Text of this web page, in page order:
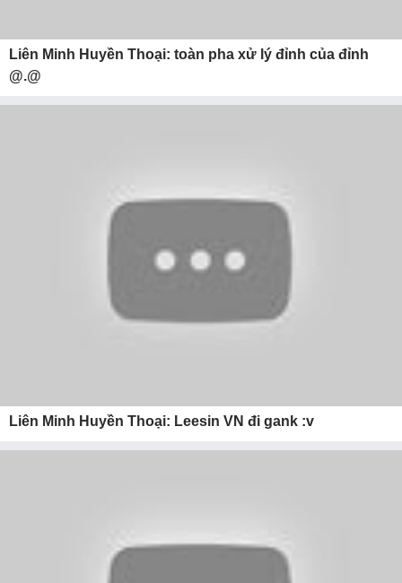
Liên Minh Huyền Thoại: toàn pha xử lý đỉnh của đỉnh
@.@
Liên Minh Huyền Thoại: Leesin VN đi gank :v